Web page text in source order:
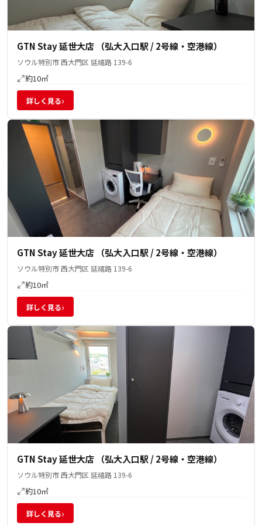
GTN Stay 延世大店 （弘大入口駅 / 2号線・空港線）
ソウル特別市 西大門区 延禧路 139-6
約10㎡
詳しく見る›
GTN Stay 延世大店 （弘大入口駅 / 2号線・空港線）
ソウル特別市 西大門区 延禧路 139-6
約10㎡
詳しく見る›
GTN Stay 延世大店 （弘大入口駅 / 2号線・空港線）
ソウル特別市 西大門区 延禧路 139-6
約10㎡
詳しく見る›